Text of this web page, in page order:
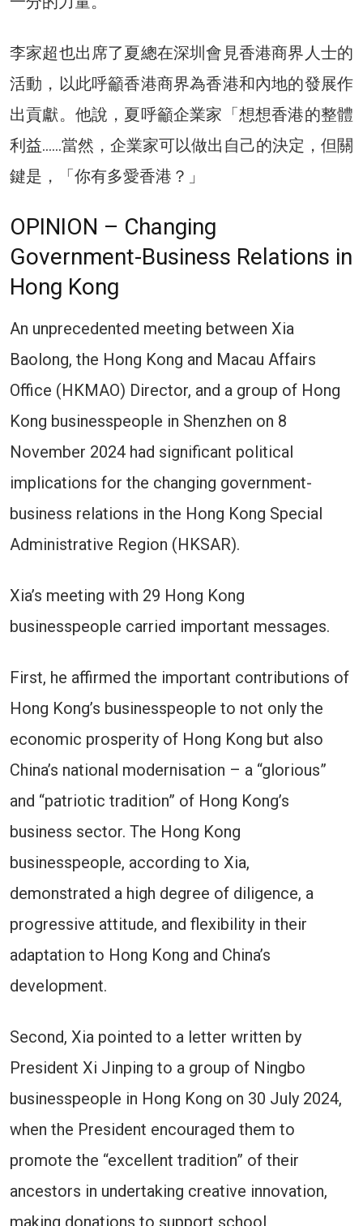
李家超也出席了夏總在深圳會見香港商界人士的
活動，以此呼籲香港商界為香港和內地的發展作
出貢獻。他說，夏呼籲企業家「想想香港的整體
利益……當然，企業家可以做出自己的決定，但關
鍵是，「你有多愛香港？」
OPINION – Changing
Government-Business Relations in
Hong Kong
An unprecedented meeting between Xia
Baolong, the Hong Kong and Macau Affairs
Office (HKMAO) Director, and a group of Hong
Kong businesspeople in Shenzhen on 8
November 2024 had significant political
implications for the changing government-
business relations in the Hong Kong Special
Administrative Region (HKSAR).
Xia’s meeting with 29 Hong Kong
businesspeople carried important messages.
First, he affirmed the important contributions of
Hong Kong’s businesspeople to not only the
economic prosperity of Hong Kong but also
China’s national modernisation – a “glorious”
and “patriotic tradition” of Hong Kong’s
business sector. The Hong Kong
businesspeople, according to Xia,
demonstrated a high degree of diligence, a
progressive attitude, and flexibility in their
adaptation to Hong Kong and China’s
development.
Second, Xia pointed to a letter written by
President Xi Jinping to a group of Ningbo
businesspeople in Hong Kong on 30 July 2024,
when the President encouraged them to
promote the “excellent tradition” of their
ancestors in undertaking creative innovation,
making donations to support school